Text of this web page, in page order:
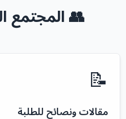
👥 المجتمع
📝
مقالات ونصائح للطلبة